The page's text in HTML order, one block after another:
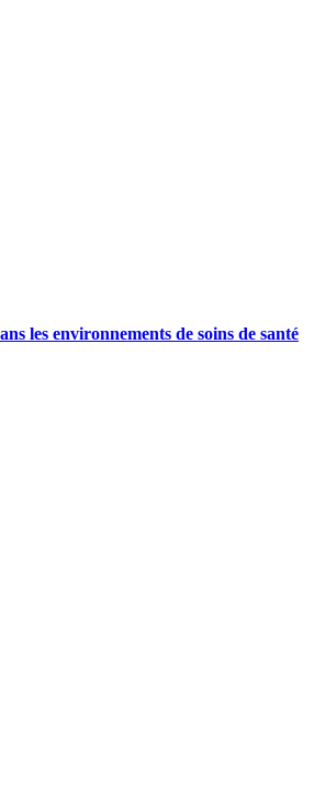
les environnements de soins de santé